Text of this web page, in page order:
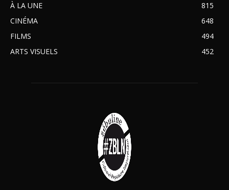
À LA UNE
815
CINÉMA
648
FILMS
494
ARTS VISUELS
452